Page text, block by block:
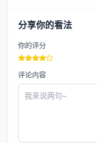
分享你的看法
你的评分
评论内容